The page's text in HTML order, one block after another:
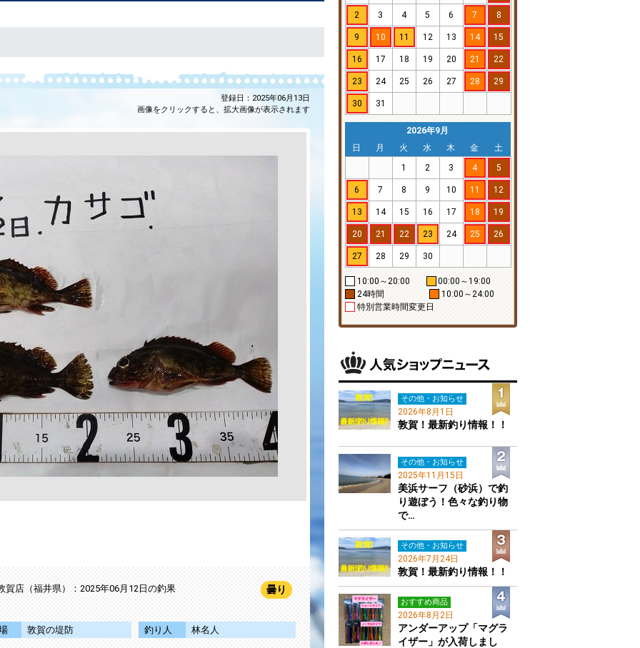
登録日：2025年06月13日
画像をクリックすると、拡大画像が表示されます
賀店（福井県）：2025年06月12日の釣果 曇り
敦賀の堤防 釣り人 林名人
2 3 4 5 6 7 8
9 10 11 12 13 14 15
16 17 18 19 20 21 22
23 24 25 26 27 28 29
30 31
2026年9月
日
月 火 水 木 金
土
1
2 3 4 5
6 7 8 9 10 11 12
13 14 15 16 17 18 19
20 21 22 23 24 25 26
27 28 29 30
10:00～20:00
00:00～19:00
10:00～24:00
24時間
特別営業時間変更日
その他・お知らせ
2026年8月1日
敦賀！最新釣り情報！！
その他・お知らせ
2025年11月15日
美浜サーフ（砂浜）で釣
り遊ぼう！色々な釣り物
で…
その他・お知らせ
2026年7月24日
敦賀！最新釣り情報！！
おすすめ商品
2026年8月2日
アンダーアップ「マグラ
イザー」が入荷しまし